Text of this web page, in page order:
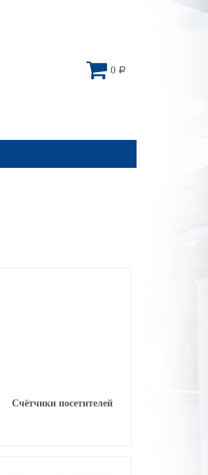
0 Р
Счётчики посетителей